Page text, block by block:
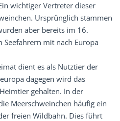
wichtiger Vertreter dieser
Ursprünglich stammen
aber bereits im 16.
Seefahrern mit nach Europa
dient es als Nutztier der
dagegen wird das
gehalten. In der
Meerschweinchen häufig ein
freien Wildbahn. Dies führt